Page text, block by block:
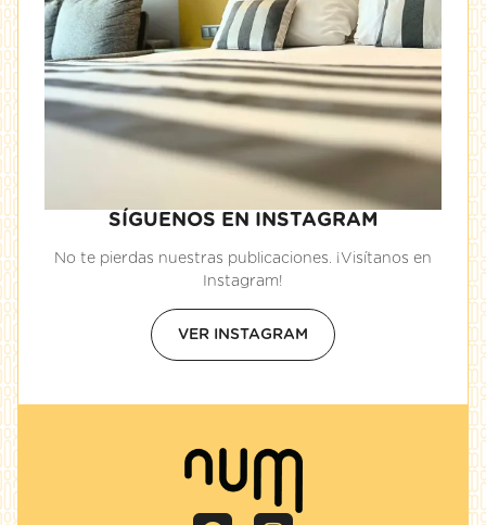
SÍGUENOS EN INSTAGRAM
No te pierdas nuestras publicaciones. ¡Visítanos en
Instagram!
VER INSTAGRAM